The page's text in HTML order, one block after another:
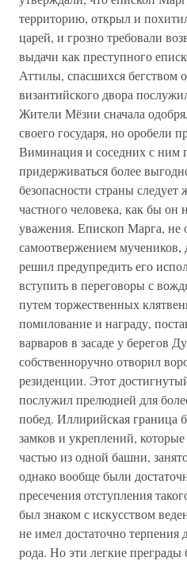
территорию, открыл и
царей, и грозно требовали
выдачи как преступного
Аттилы, спасшихся бегством
византийского двора
Жители Мёзии сначала
своего государя, но оробели
Виминация и соседних с ним
придерживаться более
безопасности страны
частного человека, как бы
уважения. Епископ Марга, не
самоотвержением мучеников,
решил предупредить его
вступить в переговоры с
путем торжественных
помилование и награду,
варваров в засаде у берегов
собственноручно отворил
резиденции. Этот
послужил прелюдией для
побед. Иллирийская граница
замков и укреплений,
частью из одной башни,
однако вообще были
пресечения отступления
был знаком с искусством
не имел достаточно терпения
рода. Но эти легкие